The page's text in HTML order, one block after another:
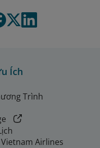
Ích
Trình
Airlines